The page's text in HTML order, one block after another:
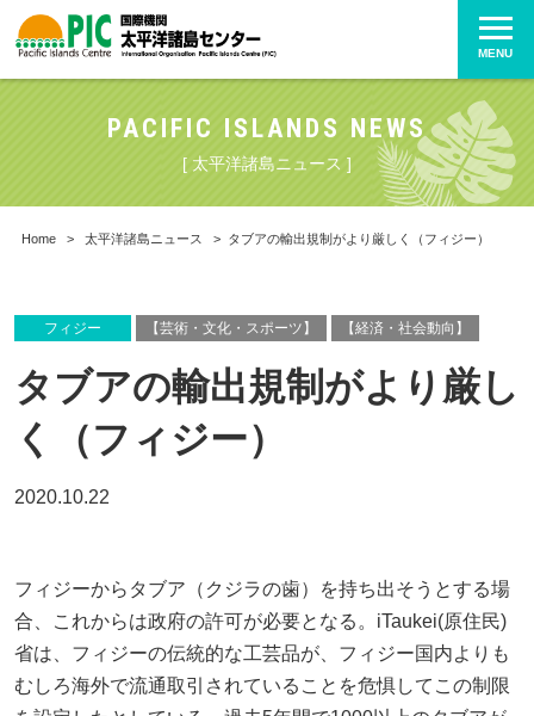
MENU
PACIFIC ISLANDS NEWS
[ 太平洋諸島ニュース ]
Home > 太平洋諸島ニュース > タブアの輸出規制がより厳しく（フィジー）
フィジー 【芸術・文化・スポーツ】 【経済・社会動向】
タブアの輸出規制がより厳し
く（フィジー）
2020.10.22
フィジーからタブア（クジラの歯）を持ち出そうとする場
合、これからは政府の許可が必要となる。iTaukei(原住民)
省は、フィジーの伝統的な工芸品が、フィジー国内よりも
むしろ海外で流通取引されていることを危惧してこの制限